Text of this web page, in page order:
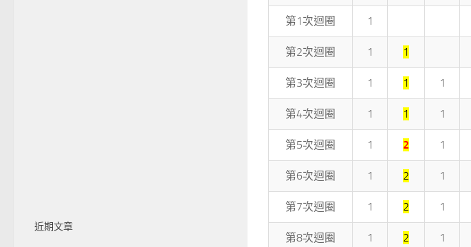
第1次迴圈 1
第2次迴圈 1 1
第3次迴圈 1 1 1
第4次迴圈 1 1 1
第5次迴圈 1 2 1
第6次迴圈 1 2 1
第7次迴圈 1 2 1
第8次迴圈 1 2 1
近期文章